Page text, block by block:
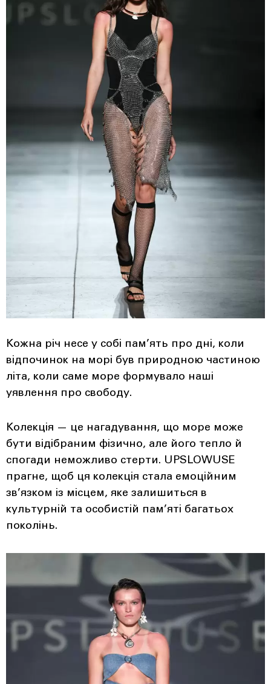
Кожна річ несе у собі пам’ять про дні, коли
відпочинок на морі був природною частиною
літа, коли саме море формувало наші
уявлення про свободу.
Колекція — це нагадування, що море може
бути відібраним фізично, але його тепло й
спогади неможливо стерти. UPSLOWUSE
прагне, щоб ця колекція стала емоційним
зв’язком із місцем, яке залишиться в
культурній та особистій пам’яті багатьох
поколінь.